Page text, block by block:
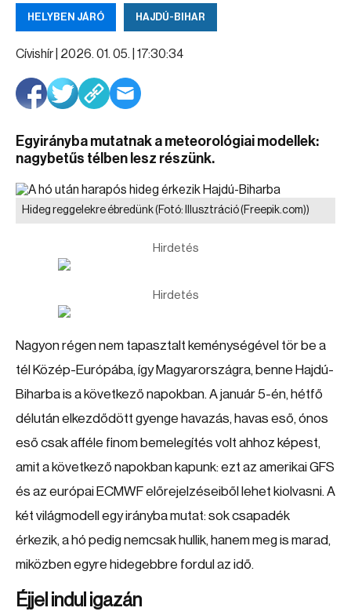
HELYBEN JÁRÓ HAJDÚ-BIHAR
Cívishír | 2026. 01. 05. | 17:30:34
Egyirányba mutatnak a meteorológiai modellek:
nagybetűs télben lesz részünk.
Hideg reggelekre ébredünk(Fotó: Illusztráció (Freepik.com))
Hirdetés
Hirdetés
Nagyon régen nem tapasztalt keménységével tör be a
tél Közép-Európába, így Magyarországra, benne Hajdú-
Biharba is a következő napokban. A január 5-én, hétfő
délután elkezdődött gyenge havazás, havas eső, ónos
eső csak afféle finom bemelegítés volt ahhoz képest,
amit a következő napokban kapunk: ezt az amerikai GFS
és az európai ECMWF előrejelzéseiből lehet kiolvasni. A
két világmodell egy irányba mutat: sok csapadék
érkezik, a hó pedig nemcsak hullik, hanem meg is marad,
miközben egyre hidegebbre fordul az idő.
Éjjel indul igazán